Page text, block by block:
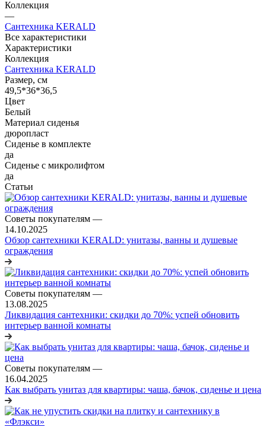
Коллекция
—
Сантехника KERALD
Все характеристики
Характеристики
Коллекция
Сантехника KERALD
Размер, см
49,5*36*36,5
Цвет
Белый
Материал сиденья
дюропласт
Сиденье в комплекте
да
Сиденье с микролифтом
да
Статьи
Советы покупателям —
14.10.2025
Обзор сантехники KERALD: унитазы, ванны и душевые
ограждения
Советы покупателям —
13.08.2025
Ликвидация сантехники: скидки до 70%: успей обновить
интерьер ванной комнаты
Советы покупателям —
16.04.2025
Как выбрать унитаз для квартиры: чаша, бачок, сиденье и цена